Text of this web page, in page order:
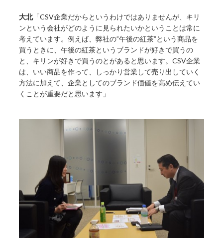
大北「CSV企業だからというわけではありませんが、キリ
ンという会社がどのように見られたいかということは常に
考えています。例えば、弊社の”午後の紅茶”という商品を
買うときに、午後の紅茶というブランドが好きで買うの
と、キリンが好きで買うのとがあると思います。CSV企業
は、いい商品を作って、しっかり営業して売り出していく
方法に加えて、企業としてのブランド価値を高め伝えてい
くことが重要だと思います」